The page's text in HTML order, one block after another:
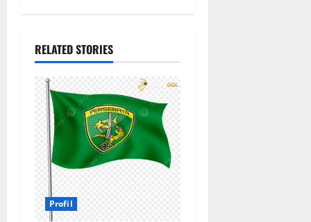
RELATED STORIES
Profil